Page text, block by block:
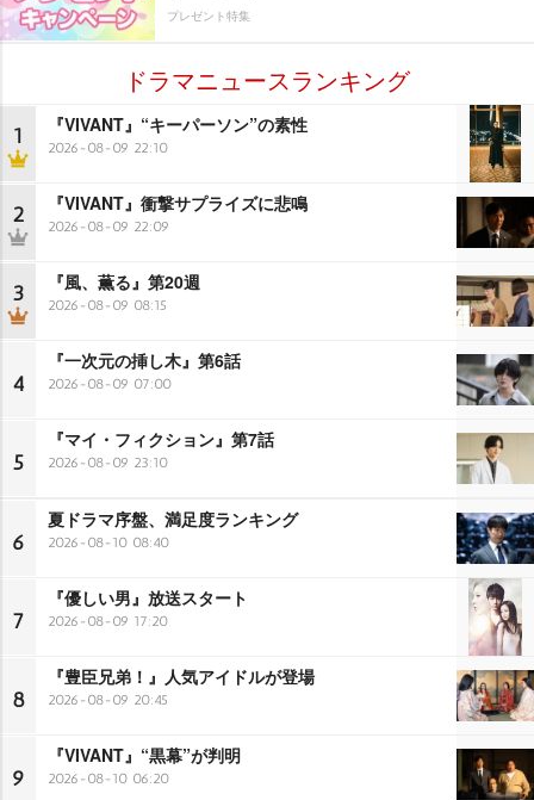
プレゼント特集
ドラマニュースランキング
1 『VIVANT』“キーパーソン”の素性
2026-08-09 22:10
2 『VIVANT』衝撃サプライズに悲鳴
2026-08-09 22:09
3 『風、薫る』第20週
2026-08-09 08:15
4
『一次元の挿し木』第6話
2026-08-09 07:00
5
『マイ・フィクション』第7話
2026-08-09 23:10
6
夏ドラマ序盤、満足度ランキング
2026-08-10 08:40
7
『優しい男』放送スタート
2026-08-09 17:20
8
『豊臣兄弟！』人気アイドルが登場
2026-08-09 20:45
9
『VIVANT』“黒幕”が判明
2026-08-10 06:20